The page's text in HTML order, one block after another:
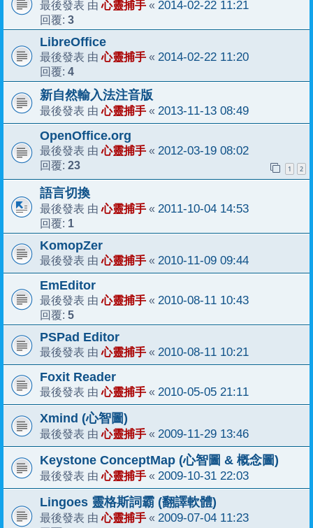
最後發表 由心靈捕手 « 2014-02-22 11:21
回覆: 3
LibreOffice
最後發表 由心靈捕手 « 2014-02-22 11:20
回覆: 4
新自然輸入法注音版
最後發表 由心靈捕手 « 2013-11-13 08:49
OpenOffice.org
最後發表 由心靈捕手 « 2012-03-19 08:02
回覆: 23 1 2
語言切換
最後發表 由心靈捕手 « 2011-10-04 14:53
回覆: 1
KomopZer
最後發表 由心靈捕手 « 2010-11-09 09:44
EmEditor
最後發表 由心靈捕手 « 2010-08-11 10:43
回覆: 5
PSPad Editor
最後發表 由心靈捕手 « 2010-08-11 10:21
Foxit Reader
最後發表 由心靈捕手 « 2010-05-05 21:11
Xmind (心智圖)
最後發表 由心靈捕手 « 2009-11-29 13:46
Keystone ConceptMap (心智圖 & 概念圖)
最後發表 由心靈捕手 « 2009-10-31 22:03
Lingoes 靈格斯詞霸 (翻譯軟體)
最後發表 由心靈捕手 « 2009-07-04 11:23